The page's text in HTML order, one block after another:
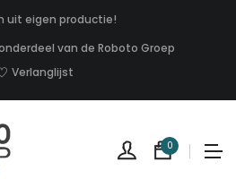
uit eigen productie!
van de Roboto Groep
Verlanglijst
0